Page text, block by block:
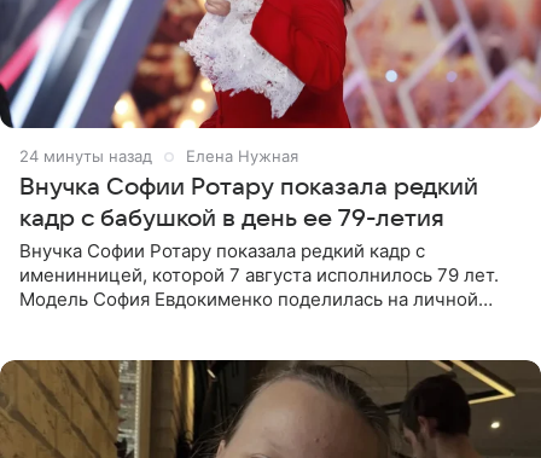
24 минуты назад Елена Нужная
Внучка Софии Ротару показала редкий
кадр с бабушкой в день ее 79-летия
Внучка Софии Ротару показала редкий кадр с
именинницей, которой 7 августа исполнилось 79 лет.
Модель София Евдокименко поделилась на личной